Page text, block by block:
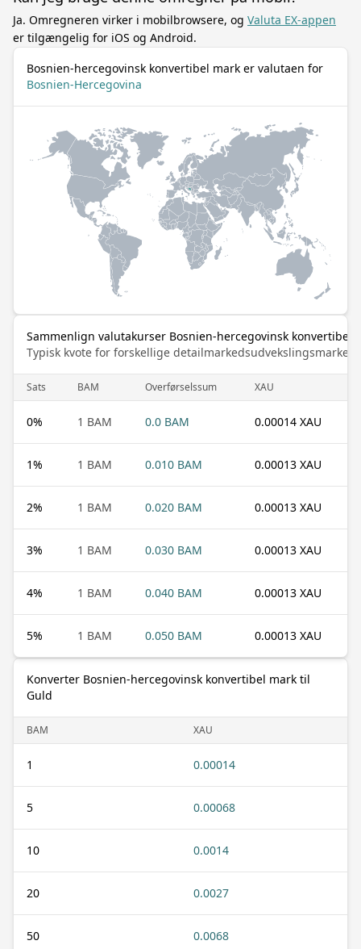
Ja. Omregneren virker i mobilbrowsere, og Valuta EX-appen
er tilgængelig for iOS og Android.
Bosnien-hercegovinsk konvertibel mark er valutaen for
Bosnien-Hercegovina
Sammenlign valutakurser Bosnien-hercegovinsk konvertibel
Typisk kvote for forskellige
Sats BAM Overførselssum XAU
0% 1 BAM 0.0 BAM 0.00014 XAU
1% 1 BAM 0.010 BAM 0.00013 XAU
2% 1 BAM 0.020 BAM 0.00013 XAU
3% 1 BAM 0.030 BAM 0.00013 XAU
4% 1 BAM 0.040 BAM 0.00013 XAU
5% 1 BAM 0.050 BAM 0.00013 XAU
Konverter Bosnien-hercegovinsk konvertibel mark til
Guld
BAM XAU
1 0.00014
5 0.00068
10 0.0014
20 0.0027
50 0.0068